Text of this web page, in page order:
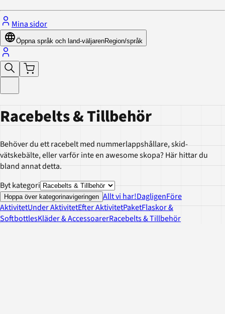
Mina sidor
Öppna språk och land-väljarenRegion/språk
Racebelts & Tillbehör
Behöver du ett racebelt med nummerlappshållare, skid-
vätskebälte, eller varför inte en awesome skopa? Här hittar du
bland annat detta.
Byt kategori
Hoppa över kategorinavigeringen Allt vi har!DagligenFöre
AktivitetUnder AktivitetEfter AktivitetPaketFlaskor &
SoftbottlesKläder & AccessoarerRacebelts & Tillbehör